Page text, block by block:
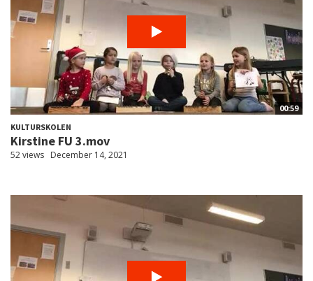
00:59
KULTURSKOLEN
Kirstine FU 3.mov
52 views December 14, 2021